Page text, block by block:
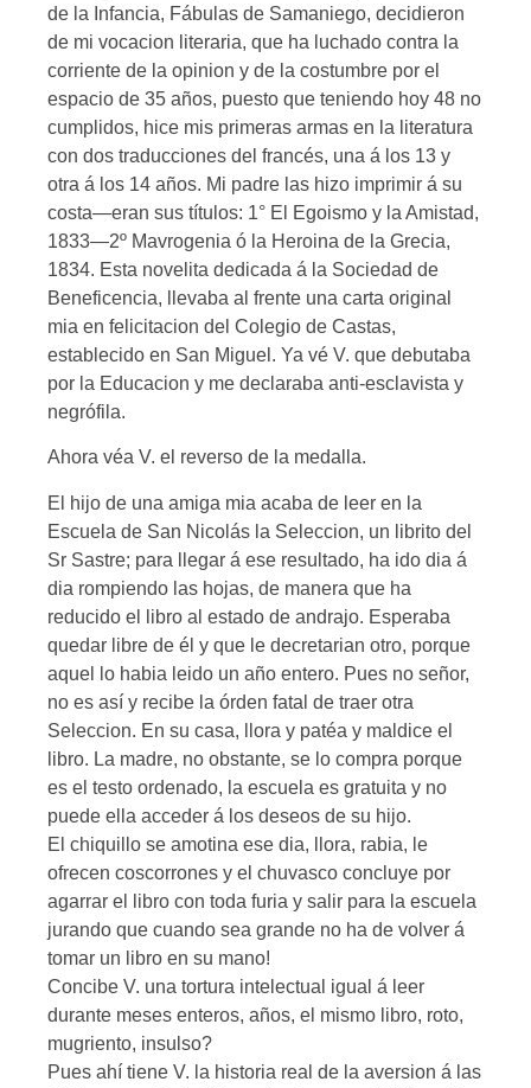
de la Infancia, Fábulas de Samaniego, decidieron
de mi vocacion literaria, que ha luchado contra la
corriente de la opinion y de la costumbre por el
espacio de 35 años, puesto que teniendo hoy 48 no
cumplidos, hice mis primeras armas en la literatura
con dos traducciones del francés, una á los 13 y
otra á los 14 años. Mi padre las hizo imprimir á su
costa—eran sus títulos: 1° El Egoismo y la Amistad,
1833—2º Mavrogenia ó la Heroina de la Grecia,
1834. Esta novelita dedicada á la Sociedad de
Beneficencia, llevaba al frente una carta original
mia en felicitacion del Colegio de Castas,
establecido en San Miguel. Ya vé V. que debutaba
por la Educacion y me declaraba anti-esclavista y
negrófila.
Ahora véa V. el reverso de la medalla.
El hijo de una amiga mia acaba de leer en la
Escuela de San Nicolás la Seleccion, un librito del
Sr Sastre; para llegar á ese resultado, ha ido dia á
dia rompiendo las hojas, de manera que ha
reducido el libro al estado de andrajo. Esperaba
quedar libre de él y que le decretarian otro, porque
aquel lo habia leido un año entero. Pues no señor,
no es así y recibe la órden fatal de traer otra
Seleccion. En su casa, llora y patéa y maldice el
libro. La madre, no obstante, se lo compra porque
es el testo ordenado, la escuela es gratuita y no
puede ella acceder á los deseos de su hijo.
El chiquillo se amotina ese dia, llora, rabia, le
ofrecen coscorrones y el chuvasco concluye por
agarrar el libro con toda furia y salir para la escuela
jurando que cuando sea grande no ha de volver á
tomar un libro en su mano!
Concibe V. una tortura intelectual igual á leer
durante meses enteros, años, el mismo libro, roto,
mugriento, insulso?
Pues ahí tiene V. la historia real de la aversion á las